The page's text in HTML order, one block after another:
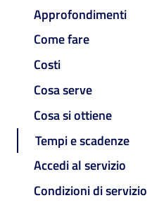
Approfondimenti
Come fare
Costi
Cosa serve
Cosa si ottiene
Tempi e scadenze
Accedi al servizio
Condizioni di servizio